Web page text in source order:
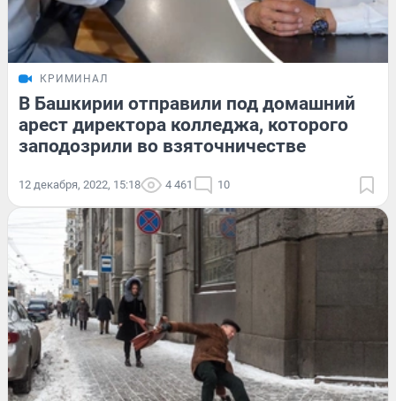
КРИМИНАЛ
В Башкирии отправили под домашний
арест директора колледжа, которого
заподозрили во взяточничестве
12 декабря, 2022, 15:18 4 461 10